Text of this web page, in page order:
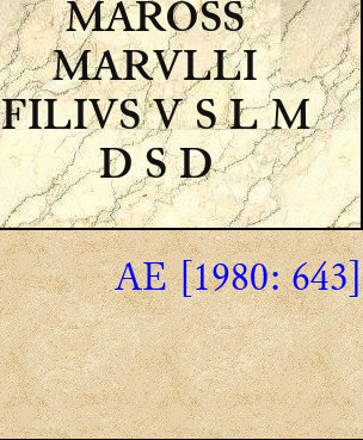
MAROSS
MARVLLI
FILIVS V S L M
D S D
AE [1980: 643]